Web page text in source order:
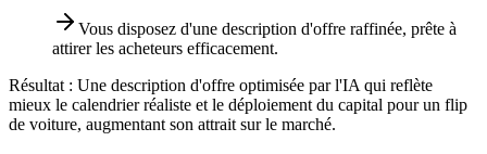
Vous disposez d'une description d'offre raffinée, prête à
attirer les acheteurs efficacement.
Résultat : Une description d'offre optimisée par l'IA qui reflète
mieux le calendrier réaliste et le déploiement du capital pour un flip
de voiture, augmentant son attrait sur le marché.